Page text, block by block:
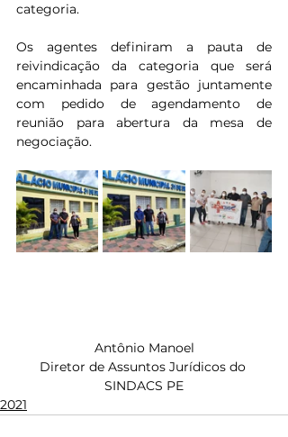
categoria.
Os agentes definiram a pauta de
reivindicação da categoria que será
encaminhada para gestão juntamente
com pedido de agendamento de
reunião para abertura da mesa de
negociação.
Antônio Manoel
Diretor de Assuntos Jurídicos do
SINDACS PE
2021